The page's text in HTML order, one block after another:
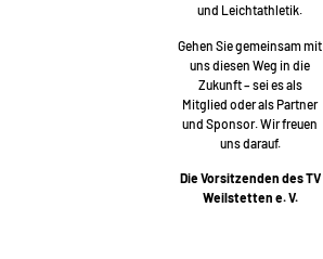
und Leichtathletik.
Gehen Sie gemeinsam mit
uns diesen Weg in die
Zukunft – sei es als
Mitglied oder als Partner
und Sponsor. Wir freuen
uns darauf.
Die Vorsitzenden des TV
Weilstetten e. V.